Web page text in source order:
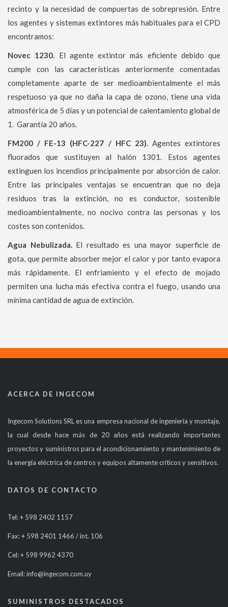
recinto y la necesidad de compuertas de sobrepresión. Entre
los agentes y sistemas extintores más habituales para el CPD
encontramos:
Novec 1230. El agente extintor más eficiente debido que
cumple con las características anteriormente comentadas
completamente aparte de ser medioambientalmente el más
respetuoso ya que no daña la capa de ozono, tiene una vida
atmosférica de 5 días y un potencial de calentamiento global de
1. Garantía 20 años.
FM200 / FE-13 (HFC-227 / HFC 23).Agentes extintores
fluorados que sustituyen al halón 1301. Estos agentes
extinguen los incendios principalmente por absorción de calor.
Entre las principales ventajas se encuentran que no deja
residuos tras la extinción, no es conductor, sostenible
medioambientalmente, no nocivo contra las personas y los
costes son contenidos.
Agua Nebulizada.El resultado es una mayor superficie de
gota, que permite absorber mejor el calor y por tanto evapora
más rápidamente. El enfriamiento y el efecto de mojado
permiten una lucha más efectiva contra el fuego, usando una
mínima cantidad de agua de extinción.
ACERCA DE INGECOM
Ingecom Solutions SRL es una empresa nacional de ingeniería y montaje,
la cual desde hace más de 20 años está realizando importantes
proyectos y suministros para el acondicionamiento y mantenimiento de
la energía eléctrica de centros y equipos altamente críticos y sensitivos.
DATOS DE CONTACTO
Tel: + 598 2402 1157
Fax: + 598 2401 1466 / int. 106
Cel: + 598 9962 4370
Email: info@ingecom.com.uy
SUMINISTROS DESTACADOS